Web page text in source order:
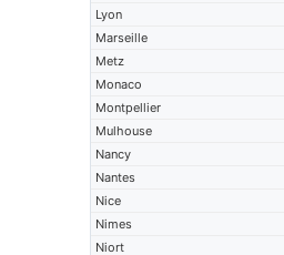
Lyon
Marseille
Metz
Monaco
Montpellier
Mulhouse
Nancy
Nantes
Nice
Nimes
Niort